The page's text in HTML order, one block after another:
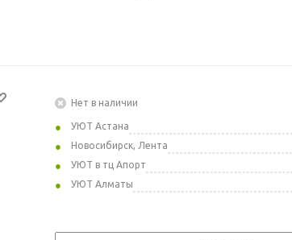
Нет в наличии
УЮТ Астана
Новосибирск, Лента
УЮТ в тц Апорт
УЮТ Алматы